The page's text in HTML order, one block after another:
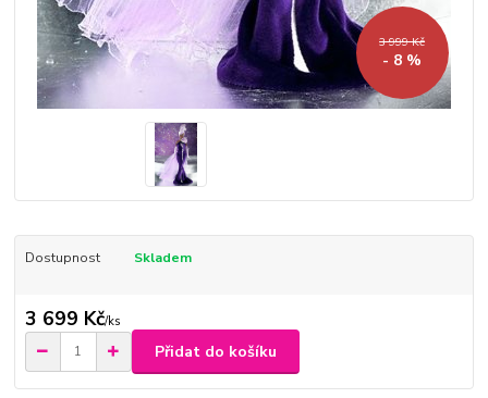
3 999 Kč
- 8 %
Dostupnost Skladem
3 699 Kč/ks
Přidat do košíku